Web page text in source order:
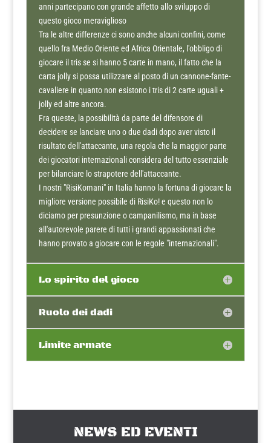
anni partecipano con grande affetto allo sviluppo di
questo gioco meraviglioso
Tra le altre differenze ci sono anche alcuni confini, come
quello fra Medio Oriente ed Africa Orientale, l'obbligo di
giocare il tris se si hanno 5 carte in mano, il fatto che la
carta jolly si possa utilizzare al posto di un cannone-fante-
cavaliere in quanto non esistono i tris di 2 carte uguali +
jolly ed altre ancora.
Fra queste, la possibilità da parte del difensore di
decidere se lanciare uno o due dadi dopo aver visto il
risultato dell'attaccante, una regola che la maggior parte
dei giocatori internazionali considera del tutto essenziale
per bilanciare lo strapotere dell'attaccante.
I nostri "RisiKomani" in Italia hanno la fortuna di giocare la
migliore versione possibile di RisiKo! e questo non lo
diciamo per presunzione o campanilismo, ma in base
all'autorevole parere di tutti i grandi appassionati che
hanno provato a giocare con le regole "internazionali".
Lo spirito del gioco
Ruolo dei dadi
Limite armate
NEWS ED EVENTI